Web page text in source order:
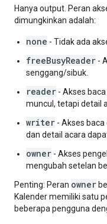
Hanya output. Peran
dimungkinkan adalah:
none - Tidak ada
freeBusyReader -
senggang/sibuk.
reader - Akses
muncul, tetapi detail
writer - Akses
dan detail acara
owner - Akses
mengubah setelan
Penting: Peran owner
Kalender memiliki satu
beberapa pengguna